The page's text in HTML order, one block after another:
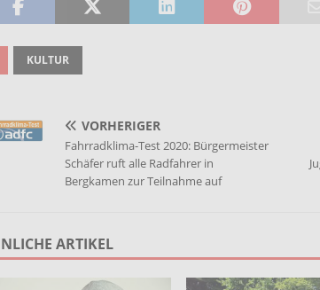
KULTUR
VORHERIGER
Fahrradklima-Test 2020: Bürgermeister
Schäfer ruft alle Radfahrer in
Bergkamen zur Teilnahme auf
ARTIKEL